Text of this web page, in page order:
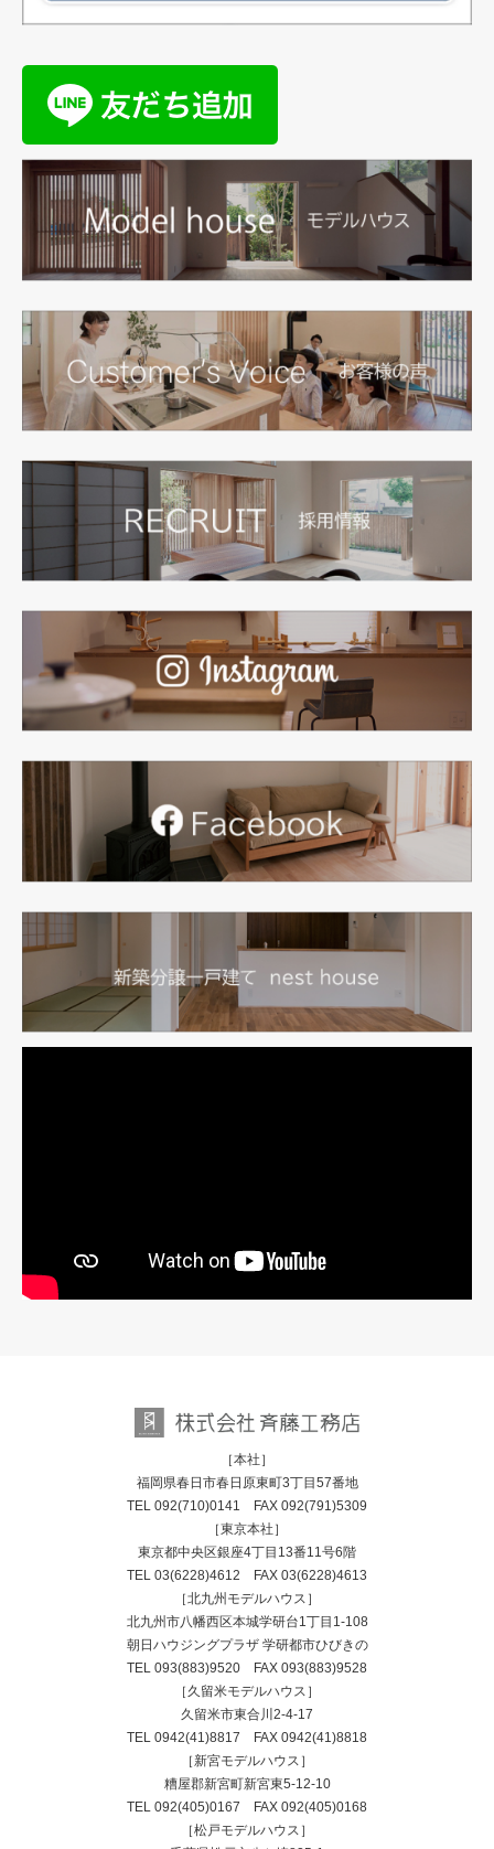
［本社］
福岡県春日市春日原東町3丁目57番地
TEL 092(710)0141 FAX 092(791)5309
［東京本社］
東京都中央区銀座4丁目13番11号6階
TEL 03(6228)4612 FAX 03(6228)4613
［北九州モデルハウス］
北九州市八幡西区本城学研台1丁目1-108
朝日ハウジングプラザ 学研都市ひびきの
TEL 093(883)9520 FAX 093(883)9528
［久留米モデルハウス］
久留米市東合川2-4-17
TEL 0942(41)8817 FAX 0942(41)8818
［新宮モデルハウス］
糟屋郡新宮町新宮東5-12-10
TEL 092(405)0167 FAX 092(405)0168
［松戸モデルハウス］